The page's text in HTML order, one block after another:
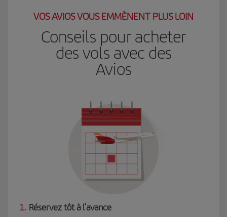
VOS AVIOS VOUS EMMÈNENT PLUS LOIN
Conseils pour acheter
des vols avec des
Avios
1. Réservez tôt à l’avance